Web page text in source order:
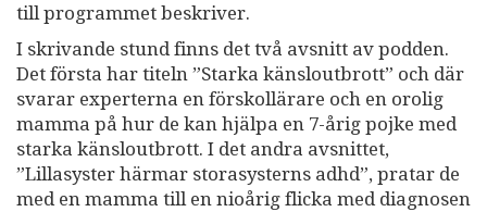
till programmet beskriver.
I skrivande stund finns det två avsnitt av podden.
Det första har titeln ”Starka känsloutbrott” och där
svarar experterna en förskollärare och en orolig
mamma på hur de kan hjälpa en 7-årig pojke med
starka känsloutbrott. I det andra avsnittet,
”Lillasyster härmar storasysterns adhd”, pratar de
med en mamma till en nioårig flicka med diagnosen